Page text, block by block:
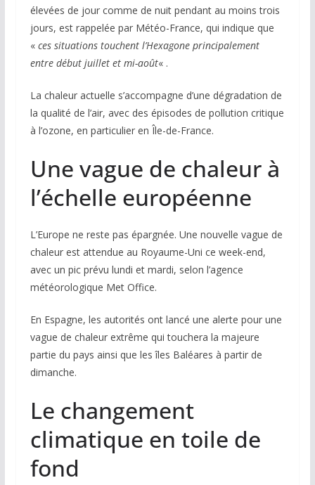
élevées de jour comme de nuit pendant au moins trois
jours, est rappelée par Météo-France, qui indique que
« ces situations touchent l’Hexagone principalement
entre début juillet et mi-août« .
La chaleur actuelle s’accompagne d’une dégradation de
la qualité de l’air, avec des épisodes de pollution critique
à l’ozone, en particulier en Île-de-France.
Une vague de chaleur à
l’échelle européenne
L’Europe ne reste pas épargnée. Une nouvelle vague de
chaleur est attendue au Royaume-Uni ce week-end,
avec un pic prévu lundi et mardi, selon l’agence
météorologique Met Office.
En Espagne, les autorités ont lancé une alerte pour une
vague de chaleur extrême qui touchera la majeure
partie du pays ainsi que les îles Baléares à partir de
dimanche.
Le changement
climatique en toile de
fond